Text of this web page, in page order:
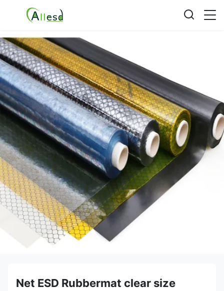
Net ESD Rubbermat clear size